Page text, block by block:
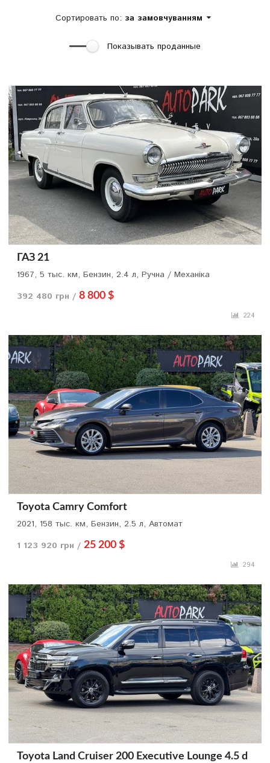
Сортировать по: за замовчуванням
Показывать проданные
ГАЗ 21
1967, 5 тыс. км, Бензин, 2.4 л, Ручна / Механіка
392 480 грн / 8 800 $
224
Toyota Camry Comfort
2021, 158 тыс. км, Бензин, 2.5 л, Автомат
1 123 920 грн / 25 200 $
294
Toyota Land Cruiser 200 Executive Lounge 4.5 d